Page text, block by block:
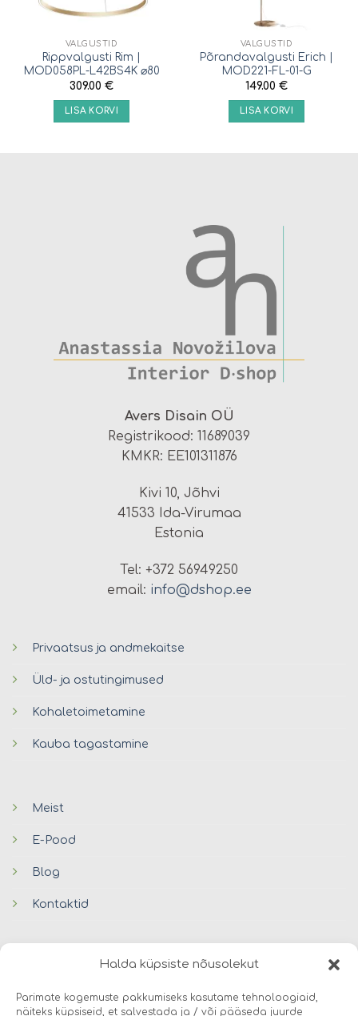
Halda küpsiste nõusolekut
Parimate kogemuste pakkumiseks kasutame tehnoloogiaid,
näiteks küpsiseid, et salvestada ja / või pääseda juurde
VALGUSTID
Rippvalgusti Rim |
MOD058PL-L42BS4K ⌀80
309.00 €
LISA KORVI
VALGUSTID
Põrandavalgusti Erich |
MOD221-FL-01-G
149.00 €
LISA KORVI
Avers Disain OÜ
Registrikood: 11689039
KMKR: EE101311876
Kivi 10, Jõhvi
41533 Ida-Virumaa
Estonia
Tel: +372 56949250
email: info@dshop.ee
Privaatsus ja andmekaitse
Üld- ja ostutingimused
Kohaletoimetamine
Kauba tagastamine
Meist
E-Pood
Blog
Kontaktid